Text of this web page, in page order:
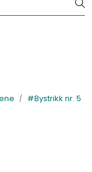
#Bystrikk nr. 5